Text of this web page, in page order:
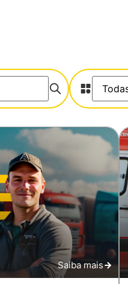
Saiba mais